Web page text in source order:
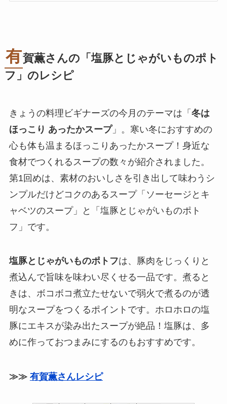
有賀薫さんの「塩豚とじゃがいものポト
フ」のレシピ
きょうの料理ビギナーズの今月のテーマは「 冬は
ほっこり あったかスープ」。寒い冬におすすめの
心も体も温まるほっこりあったかスープ！身近な
食材でつくれるスープの数々が紹介されました。
第1回めは、素材のおいしさを引き出して味わうシ
ンプルだけどコクのあるスープ「ソーセージとキ
ャベツのスープ」と「塩豚とじゃがいものポト
フ」です。
塩豚とじゃがいものポトフは、豚肉をじっくりと
煮込んで旨味を味わい尽くせる一品です。煮ると
きは、ボコボコ煮立たせないで弱火で煮るのが透
明なスープをつくるポイントです。ホロホロの塩
豚にエキスが染み出たスープが絶品！塩豚は、多
めに作っておつまみにするのもおすすめです。
≫≫ 有賀薫さんレシピ